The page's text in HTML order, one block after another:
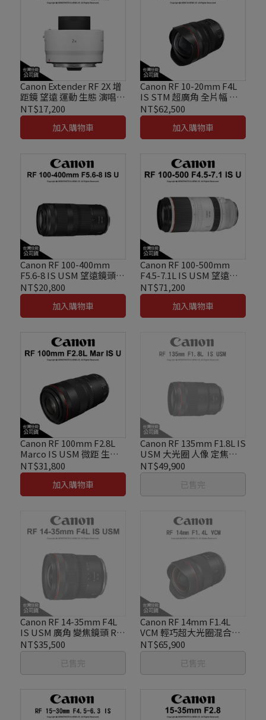
Canon Extender RF 2X 增
距鏡 望遠 運動 生態 演唱會
攝影 加倍鏡 公司貨
NT$17,200
加入購物車
Canon RF 10-20mm F4L
IS STM 超廣角 全片幅 變
焦鏡頭 公司貨
NT$62,500
加入購物車
Canon RF 100-400mm
F5.6-8 IS USM 望遠鏡頭
運動攝影 演唱會 公司貨
NT$20,800
加入購物車
Canon RF 100-500mm
F4.5-7.1L IS USM 望遠鏡
頭 運動攝影 演唱會 變焦鏡
公司貨
NT$71,200
加入購物車
Canon RF 100mm F2.8L
Marco IS USM 微距 生態
商品 人像 定焦鏡 公司貨
NT$31,800
加入購物車
Canon RF 135mm F1.8L IS
USM 大光圈 人像 定焦鏡
公司貨
NT$49,900
已售完
Canon RF 14-35mm F4L
IS USM 廣角 變焦鏡頭 RF
接環 公司貨
NT$35,500
已售完
Canon RF 14mm F1.4L
VCM 輕巧超大光圈混合型
超廣角L鏡頭 公司貨
NT$65,900
已售完